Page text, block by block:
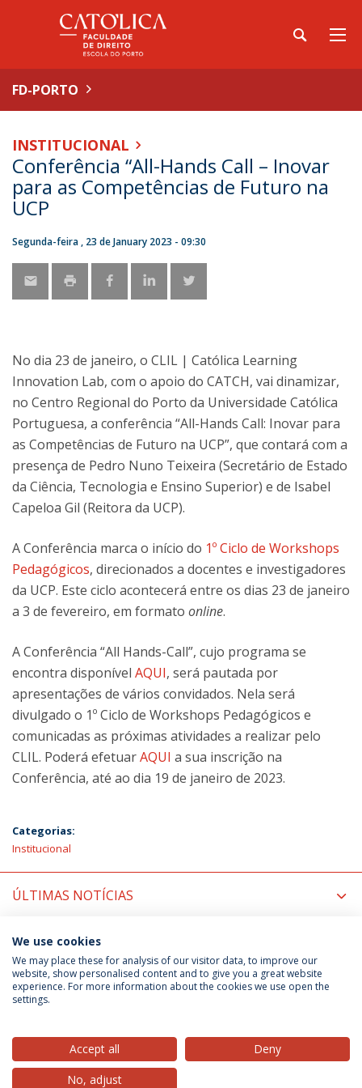
FD-PORTO
INSTITUCIONAL
Conferência “All-Hands Call – Inovar
para as Competências de Futuro na
UCP
Segunda-feira , 23 de January 2023 - 09:30
No dia 23 de janeiro, o CLIL | Católica Learning
Innovation Lab, com o apoio do CATCH, vai dinamizar,
no Centro Regional do Porto da Universidade Católica
Portuguesa, a conferência “All-Hands Call: Inovar para
as Competências de Futuro na UCP”, que contará com a
presença de Pedro Nuno Teixeira (Secretário de Estado
da Ciência, Tecnologia e Ensino Superior) e de Isabel
Capeloa Gil (Reitora da UCP).
A Conferência marca o início do 1º Ciclo de Workshops
Pedagógicos, direcionados a docentes e investigadores
da UCP. Este ciclo acontecerá entre os dias 23 de janeiro
a 3 de fevereiro, em formato online.
A Conferência “All Hands-Call”, cujo programa se
encontra disponível AQUI, será pautada por
apresentações de vários convidados. Nela será
divulgado o 1º Ciclo de Workshops Pedagógicos e
comunicadas as próximas atividades a realizar pelo
CLIL. Poderá efetuarAQUI a sua inscrição na
Conferência, até ao dia 19 de janeiro de 2023.
Categorias:
Institucional
ÚLTIMAS NOTÍCIAS
PRÓXIMOS EVENTOS
Política de Privacidade
Termos & Condições
We use cookies
We may place these for analysis of our visitor data, to improve our
website, show personalised content and to give you a great website
experience. For more information about the cookies we use open the
settings.
Accept all
Deny
No, adjust